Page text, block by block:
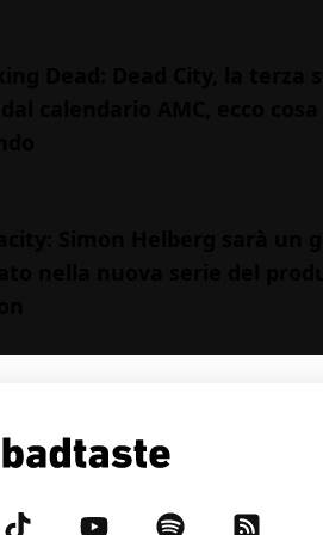
Dead: Dead City, la terza
calendario AMC, ecco
Simon Helberg sarà un
nella nuova serie del